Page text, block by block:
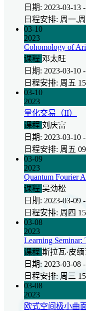
日期: 2023-03-13
日程安排: 周一,
03-10
2023
Cohomology of
课程 邓太旺
日期: 2023-03-10
日程安排: 周五
03-10
2023
量化交易（II）
课程 刘庆富
日期: 2023-03-10
日程安排: 周五
03-09
2023
Quantum Fourier
课程 吴劲松
日期: 2023-03-09
日程安排: 周四
03-08
2023
Learning Seminar:
课程 斯拉瓦·皮
日期: 2023-03-08
日程安排: 周三
03-08
2023
欧式空间极小曲